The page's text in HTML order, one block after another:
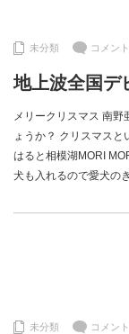
未分類 コメン
地上波全国デ
メリークリスマス 南野
ょうか？ クリスマスと
はると相模湖MORI
犬も入れるので愛犬の
未分類 コメン